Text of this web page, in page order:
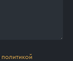
политикой